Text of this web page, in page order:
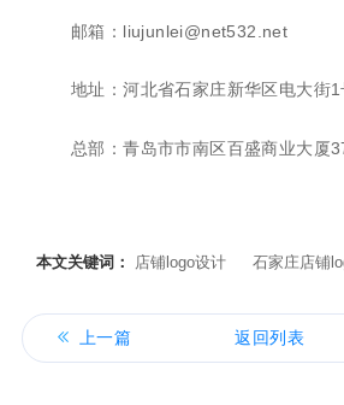
邮箱：liujunlei@net532.net
地址：河北省石家庄新华区电大街1
总部：青岛市市南区百盛商业大厦
本文关键词： 店铺logo设计 石家庄店铺
上一篇 返回列表